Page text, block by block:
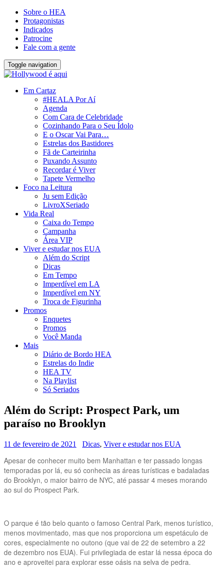
Sobre o HEA
Protagonistas
Indicados
Patrocine
Fale com a gente
Toggle navigation
Em Cartaz
#HEALA Por Aí
Agenda
Com Cara de Celebridade
Cozinhando Para o Seu Ídolo
E o Oscar Vai Para…
Estrelas dos Bastidores
Fã de Carteirinha
Puxando Assunto
Recordar é Viver
Tapete Vermelho
Foco na Leitura
Ju sem Edição
LivroXSeriado
Vida Real
Caixa do Tempo
Campanha
Área VIP
Viver e estudar nos EUA
Além do Script
Dicas
Em Tempo
Imperdível em LA
Imperdível em NY
Troca de Figurinha
Promos
Enquetes
Promos
Você Manda
Mais
Diário de Bordo HEA
Estrelas do Indie
HEA TV
Na Playlist
Só Seriados
Além do Script: Prospect Park, um
paraíso no Brooklyn
11 de fevereiro de 2021 Dicas, Viver e estudar nos EUA
Apesar de conhecer muito bem Manhattan e ter passado longas
temporadas por lá, eu só conhecia as áreas turísticas e badaladas
do Brooklyn, o maior bairro de NYC, até passar 4 meses morando
ao sul do Prospect Park.
O parque é tão belo quanto o famoso Central Park, menos turístico,
menos movimentado, mas que nos proporciona um espetáculo de
cores, especialmente no outono (que vai de 22 de setembro a 22
de dezembro nos EUA). Fui privilegiada de estar lá nessa época do
ano e aproveitei para explorar esse oásis na selva de pedra.